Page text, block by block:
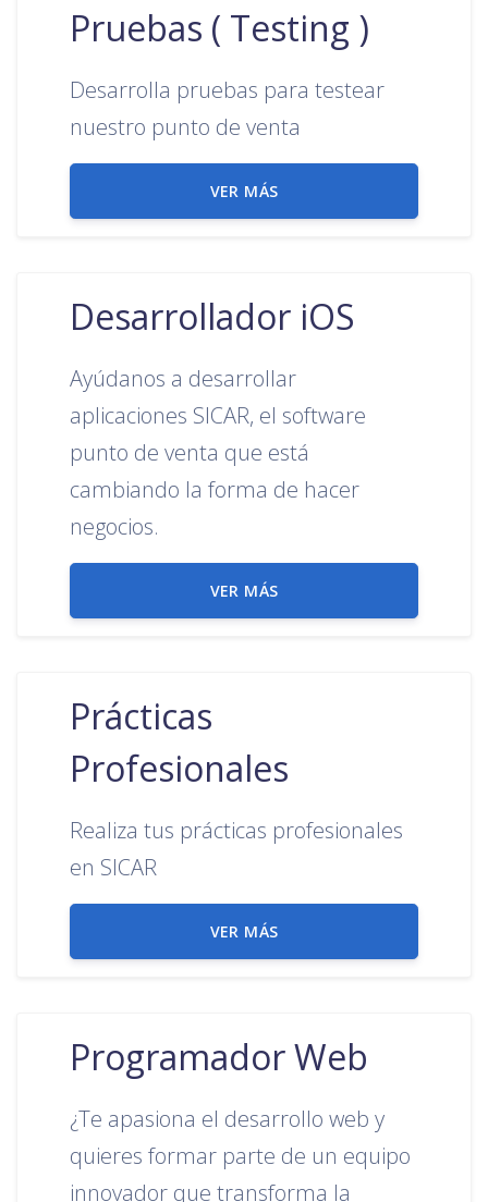
Pruebas ( Testing )
Desarrolla pruebas para testear
nuestro punto de venta
VER MÁS
Desarrollador iOS
Ayúdanos a desarrollar
aplicaciones SICAR, el software
punto de venta que está
cambiando la forma de hacer
negocios.
VER MÁS
Prácticas
Profesionales
Realiza tus prácticas profesionales
en SICAR
VER MÁS
Programador Web
¿Te apasiona el desarrollo web y
quieres formar parte de un equipo
innovador que transforma la